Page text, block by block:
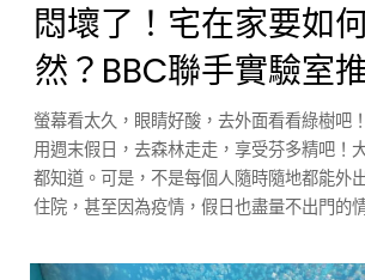
悶壞了！宅在家要如
然？BBC聯手實驗室
自然實驗」
螢幕看太久，眼睛好酸，去外面看看綠樹吧
用週末假日，去森林走走，享受芬多精吧！
都知道。可是，不是每個人隨時隨地都能外
住院，甚至因為疫情，假日也盡量不出門的